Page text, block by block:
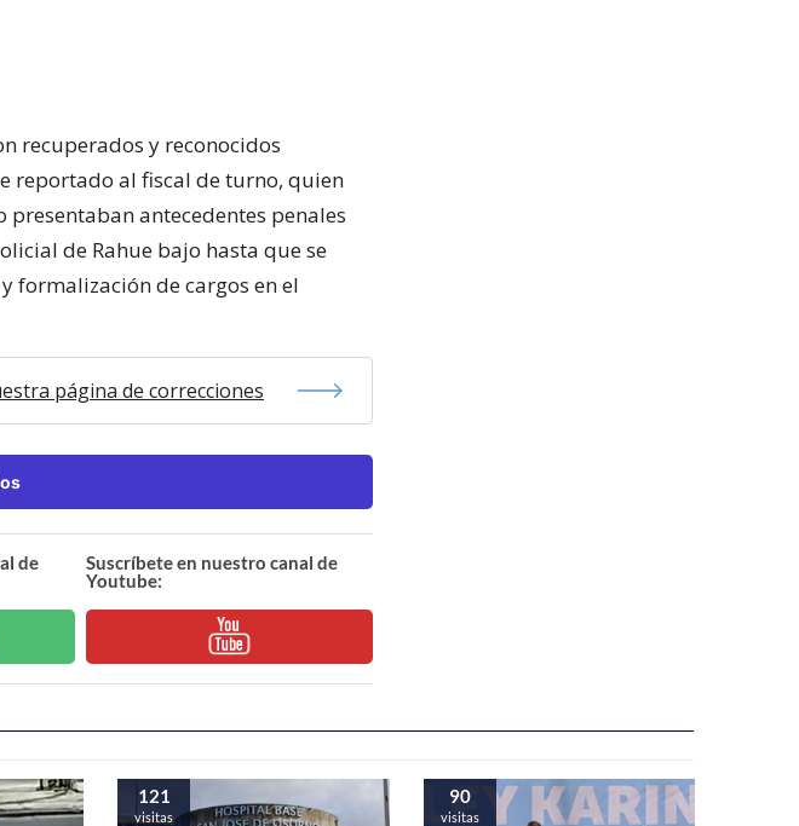
recuperados y reconocidos
reportado al fiscal de turno, quien
antecedentes penales
de Rahue bajo hasta que se
formalización de cargos en el
página de correcciones
de
Suscríbete en nuestro canal de
Youtube:
121
visitas
90
visitas